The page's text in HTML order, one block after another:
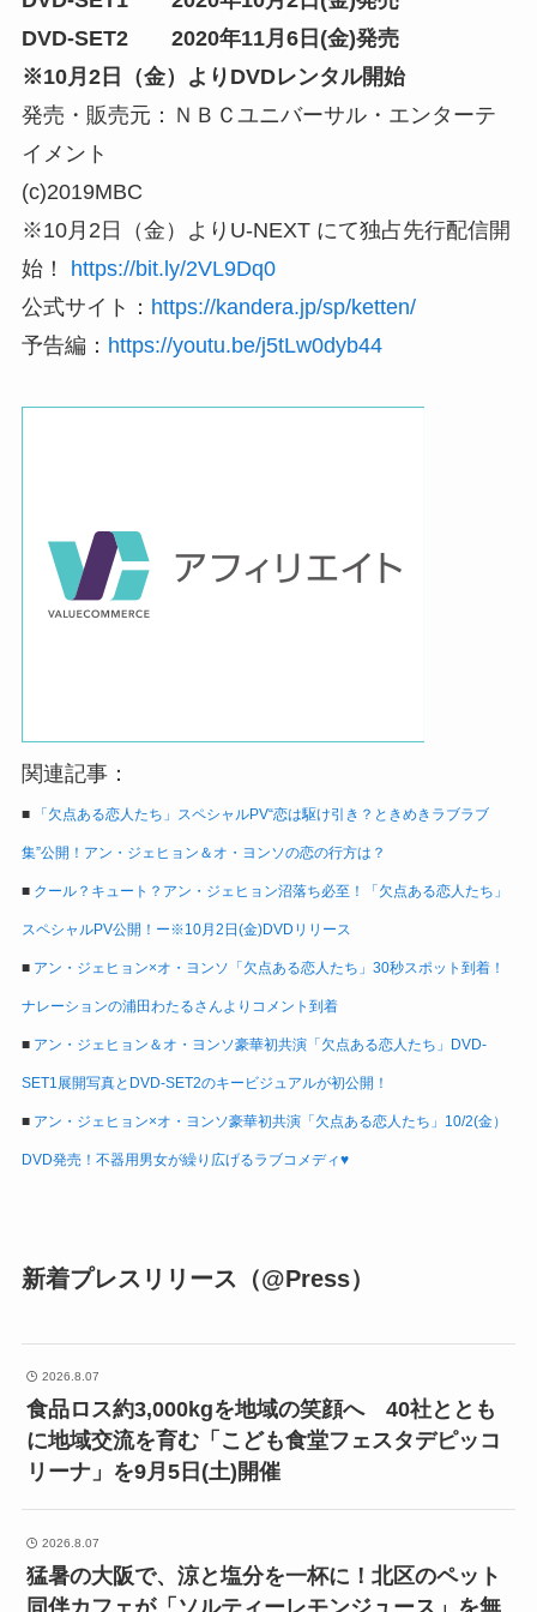
DVD-SET2 2020年11月6日(金)発売
※10月2日（金）よりDVDレンタル開始
発売・販売元：ＮＢＣユニバーサル・エンターテ
イメント
(c)2019MBC
※10月2日（金）よりU-NEXT にて独占先行配信開
始！ https://bit.ly/2VL9Dq0
公式サイト： https://kandera.jp/sp/ketten/
予告編： https://youtu.be/j5tLw0dyb44
関連記事：
■ 「欠点ある恋人たち」スペシャルPV“恋は駆け引き？ときめきラブラブ
集”公開！アン・ジェヒョン＆オ・ヨンソの恋の行方は？
■ クール？キュート？アン・ジェヒョン沼落ち必至！「欠点ある恋人たち」
スペシャルPV公開！ー※10月2日(金)DVDリリース
■ アン・ジェヒョン×オ・ヨンソ「欠点ある恋人たち」30秒スポット到着！
ナレーションの浦田わたるさんよりコメント到着
■ アン・ジェヒョン＆オ・ヨンソ豪華初共演「欠点ある恋人たち」DVD-
SET1展開写真とDVD-SET2のキービジュアルが初公開！
■ アン・ジェヒョン×オ・ヨンソ豪華初共演「欠点ある恋人たち」10/2(金）
DVD発売！不器用男女が繰り広げるラブコメディ♥
新着プレスリリース（@Press）
2026.8.07
食品ロス約3,000kgを地域の笑顔へ 40社ととも
に地域交流を育む「こども食堂フェスタデピッコ
リーナ」を9月5日(土)開催
2026.8.07
猛暑の大阪で、涼と塩分を一杯に！北区のペット